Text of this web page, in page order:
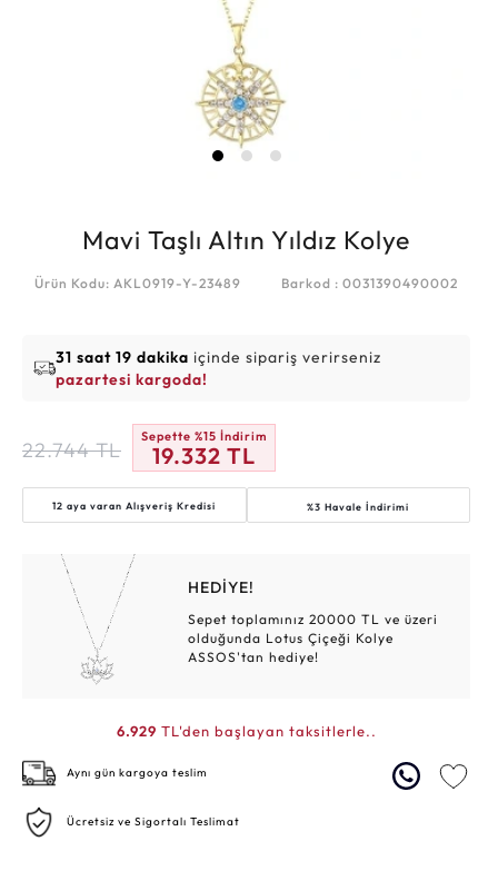
Mavi Taşlı Altın Yıldız Kolye
Ürün Kodu: AKL0919-Y-23489 Barkod : 0031390490002
31 saat 19 dakika içinde sipariş verirseniz
pazartesi kargoda!
22.744 TL
Sepette %15 İndirim
19.332 TL
12 aya varanAlışveriş Kredisi %3 Havale İndirimi
HEDİYE!
Sepet toplamınız 20000 TL ve üzeri
olduğunda Lotus Çiçeği Kolye
ASSOS'tan hediye!
6.929 TL'den başlayan taksitlerle..
Aynı gün kargoya teslim
Ücretsiz ve Sigortalı Teslimat